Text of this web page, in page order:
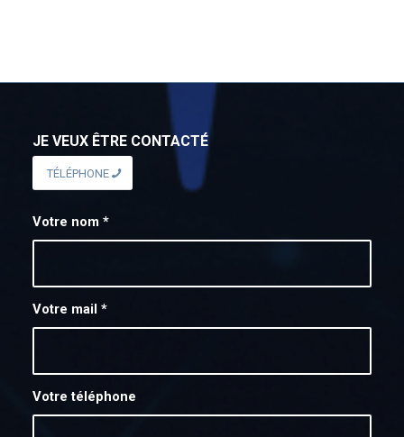
JE VEUX ÊTRE CONTACTÉ
TÉLÉPHONE
Votre nom *
Votre mail *
Votre téléphone